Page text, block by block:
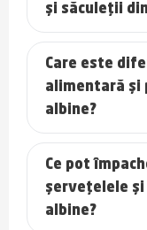
și săculeții
Care este
alimentară și
albine?
Ce pot
șervețelele și
albine?